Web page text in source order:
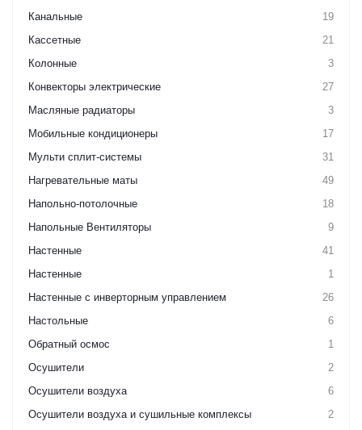
Канальные
19
Кассетные
21
Колонные
3
Конвекторы электрические
27
Масляные радиаторы
3
Мобильные кондиционеры
17
Мульти сплит-системы
31
Нагревательные маты
49
Напольно-потолочные
18
Напольные Вентиляторы
9
Настенные
41
Настенные
1
Настенные с инверторным управлением
26
Настольные
6
Обратный осмос
1
Осушители
2
Осушители воздуха
6
Осушители воздуха и сушильные комплексы
2